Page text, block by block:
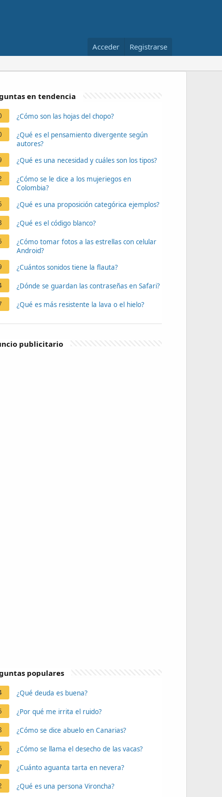
Acceder Registrarse
en tendencia
¿Cómo son las hojas del chopo?
¿Qué es el pensamiento divergente según
autores?
¿Qué es una necesidad y cuáles son los tipos?
¿Cómo se le dice a los mujeriegos en
Colombia?
¿Qué es una proposición categórica ejemplos?
¿Qué es el código blanco?
¿Cómo tomar fotos a las estrellas con celular
Android?
¿Cuántos sonidos tiene la flauta?
¿Dónde se guardan las contraseñas en Safari?
¿Qué es más resistente la lava o el hielo?
publicitario
populares
¿Qué deuda es buena?
¿Por qué me irrita el ruido?
¿Cómo se dice abuelo en Canarias?
¿Cómo se llama el desecho de las vacas?
¿Cuánto aguanta tarta en nevera?
¿Qué es una persona Vironcha?